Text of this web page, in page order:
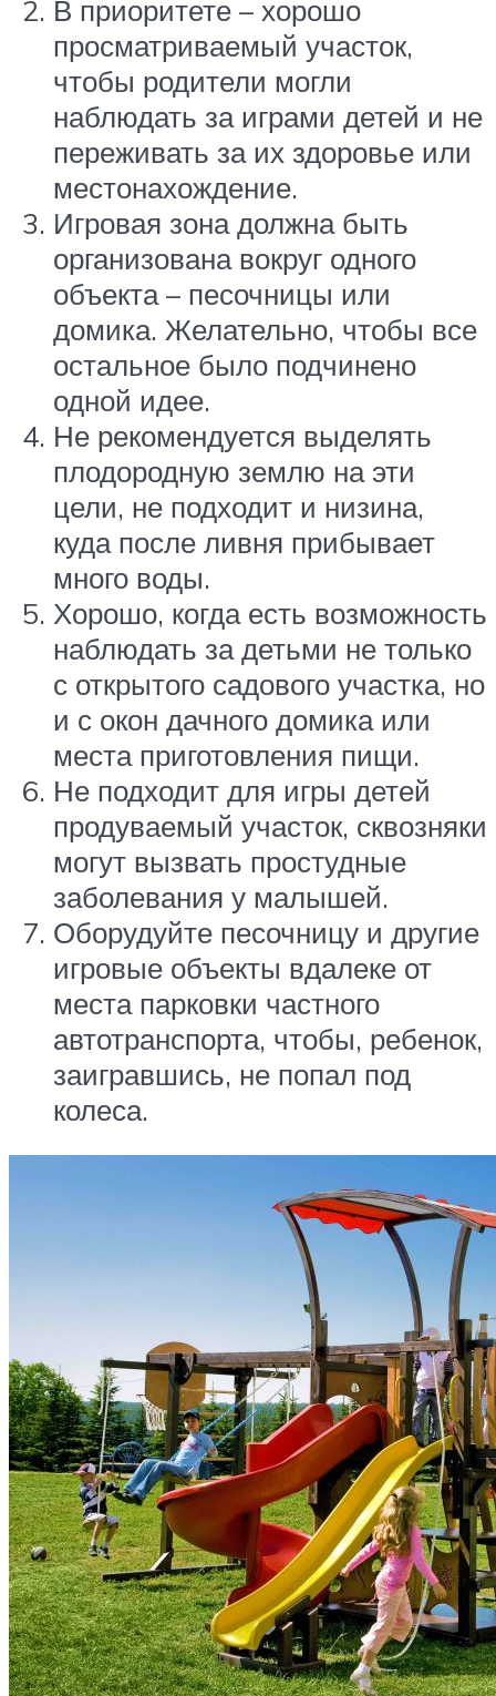
В приоритете – хорошо
просматриваемый участок,
чтобы родители могли
наблюдать за играми детей и не
переживать за их здоровье или
местонахождение.
Игровая зона должна быть
организована вокруг одного
объекта – песочницы или
домика. Желательно, чтобы все
остальное было подчинено
одной идее.
Не рекомендуется выделять
плодородную землю на эти
цели, не подходит и низина,
куда после ливня прибывает
много воды.
Хорошо, когда есть возможность
наблюдать за детьми не только
с открытого садового участка, но
и с окон дачного домика или
места приготовления пищи.
Не подходит для игры детей
продуваемый участок, сквозняки
могут вызвать простудные
заболевания у малышей.
Оборудуйте песочницу и другие
игровые объекты вдалеке от
места парковки частного
автотранспорта, чтобы, ребенок,
заигравшись, не попал под
колеса.